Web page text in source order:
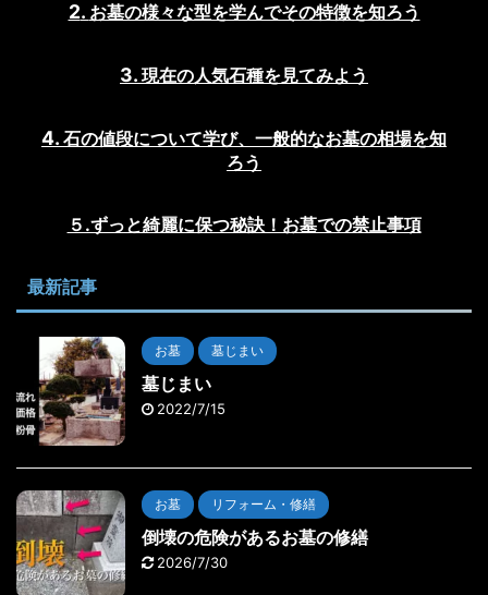
お墓の様々な型を学んでその特徴を知ろう
現在の人気石種を見てみよう
石の値段について学び、一般的なお墓の相場を知
ろう
５.ずっと綺麗に保つ秘訣！お墓での禁止事項
最新記事
お墓 墓じまい
墓じまい
2022/7/15
お墓 リフォーム・修繕
倒壊の危険があるお墓の修繕
2026/7/30